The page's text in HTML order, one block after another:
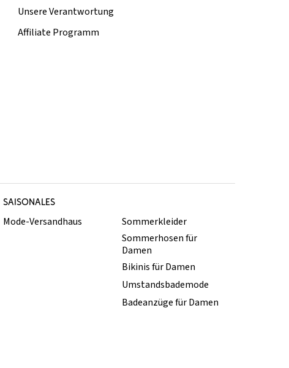
Unsere Verantwortung
Affiliate Programm
SAISONALES
Mode-Versandhaus
Sommerkleider
Sommerhosen für
Damen
Bikinis für Damen
Umstandsbademode
Badeanzüge für Damen